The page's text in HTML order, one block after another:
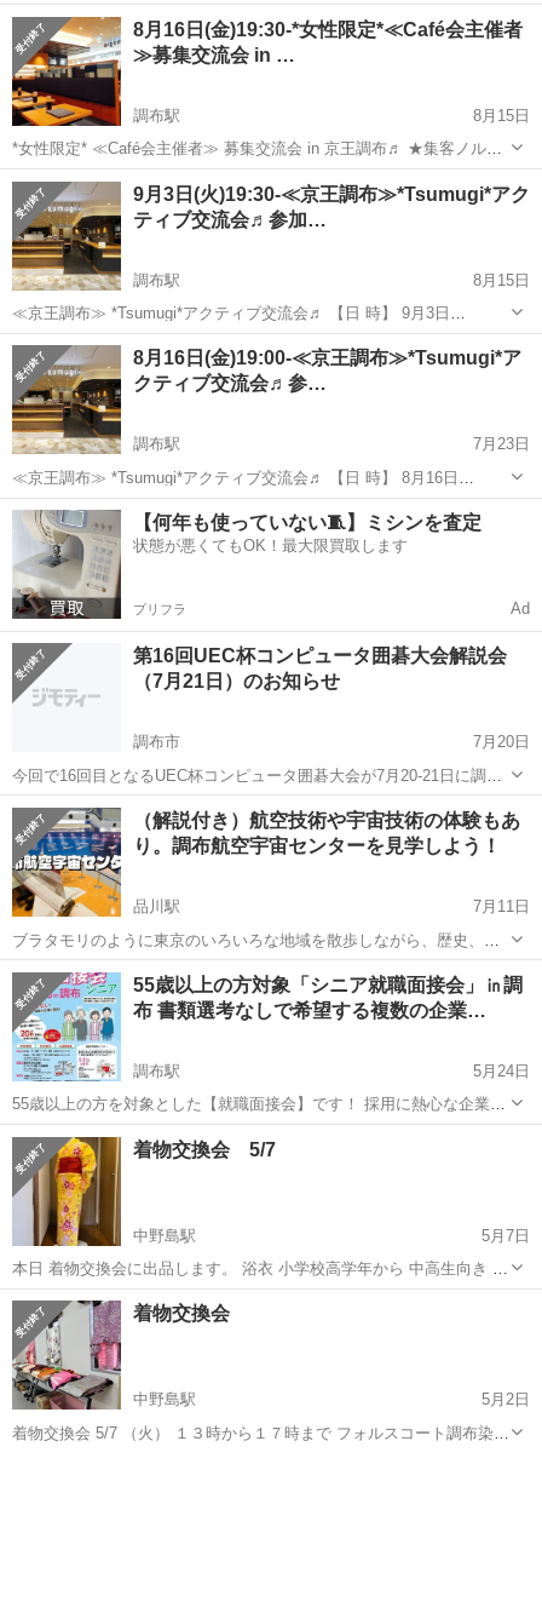
(月)19:30-20:45 ※途中参加・途中退出ご自由にOK！ 【会 場】 カフェ
ソラーレ Tsumugi トリエ京王調布店 h...
東京 調布市 調布駅 Cafe
8月16日(金)19:30-*女性限定*≪Café会主催者
≫募集交流会 in …
調布駅
8月15日
*女性限定* ≪Café会主催者≫ 募集交流会 in 京王調布♬ ★集客ノルマ
ありません！ ★登録料ありません！ ★デメリット一切ありません！
★年齢制限もありません！ 投稿をご覧頂きありがとうございま...
東京 調布市 調布駅 ローコスト
9月3日(火)19:30-≪京王調布≫*Tsumugi*アク
ティブ交流会♬参加…
調布駅
8月15日
≪京王調布≫ *Tsumugi*アクティブ交流会♬ 【日 時】 9月3日
(火)19:30-20:45 ※途中参加・途中退出ご自由にOK！ 【会 場】 カフェ
ソラーレ Tsumugi トリエ京王調布店 h...
東京 調布市 調布駅 Cafe
8月16日(金)19:00-≪京王調布≫*Tsumugi*ア
クティブ交流会♬参…
調布駅
7月23日
≪京王調布≫ *Tsumugi*アクティブ交流会♬ 【日 時】 8月16日
(金)19:00-20:30 ※途中参加・途中退出ご自由にOK！ 【会 場】 カフェ
ソラーレ Tsumugi トリエ京王調布店 ...
東京 調布市 調布駅
【何年も使っていない🧵】ミシンを査定
状態が悪くてもOK！最大限買取します
プリフラ Ad
第16回UEC杯コンピュータ囲碁大会解説会
（7月21日）のお知らせ
調布市
7月20日
今回で16回目となるUEC杯コンピュータ囲碁大会が7月20‐21日に調布
市の電気通信大学にて開催されます。 UEC杯は、世界最大規模のコン
ピュータ囲碁大会です。その決勝の様子を王メイエン九段と大橋拓文
七段に解説していただき...
東京 調布市 その他 先生
（解説付き）航空技術や宇宙技術の体験もあ
り。調布航空宇宙センターを見学しよう！
品川駅
7月11日
ブラタモリのように東京のいろいろな地域を散歩しながら、歴史、芸
術、文化などを楽しむ20代30代中心のサークルです！ サークルのルー
ルやよくある質問などはサークル説明でご確認ください。
https://tunagate...
東京 調布市 品川駅 その他
55歳以上の方対象「シニア就職面接会」㏌調
布 書類選考なしで希望する複数の企業…
調布駅
5月24日
55歳以上の方を対象とした【就職面接会】です！ 採用に熱心な企業が
20社集合！ なかなか書類選考が通らず、面接まで進めない方もご安心
ください。書類選考なしで希望する複数の企業の面接を受けることが
できます！ ◎東京し...
東京 調布市 調布駅
着物交換会 5/7
中野島駅
5月7日
本日 着物交換会に出品します。 浴衣 小学校高学年から 中高生向き #
着物 #ゆあ
東京 調布市 中野島駅
着物交換会
中野島駅
5月2日
着物交換会 5/7 （火） １３時から１７時まで フォルスコート調布染地